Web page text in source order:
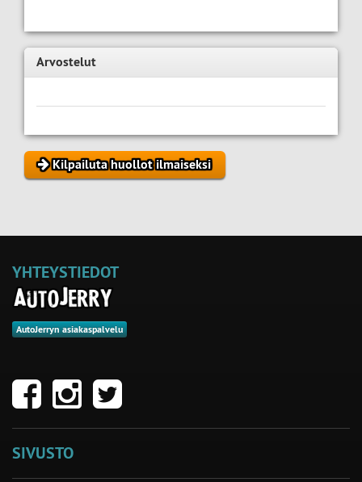
Arvostelut
Kilpailuta huollot ilmaiseksi
YHTEYSTIEDOT
AutoJerryn asiakaspalvelu
SIVUSTO